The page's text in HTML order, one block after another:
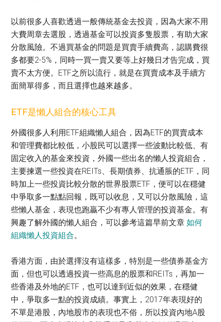
以前很多人喜歡透過一般傳統基金去投資，因為大家不用
大費周章去選股，透過基金可以投資多隻股票，有助大家
分散風險。不過買基金的問題是買賣手續費高，認購費很
多都要2-5%，同時一買一賣又要等上好幾日才告完成，買
賣不太方便。ETF之所以流行，就是在買賣成本及手續方
面簡單得多，而且選擇也越來越多。
ETF是懶人組合的核心工具
外國很多人利用ETF組織懶人組合，因為ETF的買賣成本
和管理費都比較低，小股民可以選擇一些波動比較低、有
固定收入的基金來投資，外國一些出名的懶人投資組合，
主要揀選一些投資在REITs、長期債券、抗通脹的ETF，同
時加上一些投資比較分散的世界股票ETF，便可以在穩健
中爭取多一點點回報，既可以收息，又可以分散風險，這
些懶人基金，表現也跑贏不少有專人管理的投資基金。有
興趣了解外國的懶人組合，可以參考這篇早前文章如何
組織懶人投資組合。
香港方面，由於選擇沒有這樣多，特別是一些債券基金方
面，但也可以透過投資一些高息的股票和REITs，再加一
些香港及外地的ETF，也可以達到近似的效果，在穩健
中，爭取多一點的投資成績。事實上，2017年表現好的
不單是港股，內地股市的表現也不俗，所以投資內地A股